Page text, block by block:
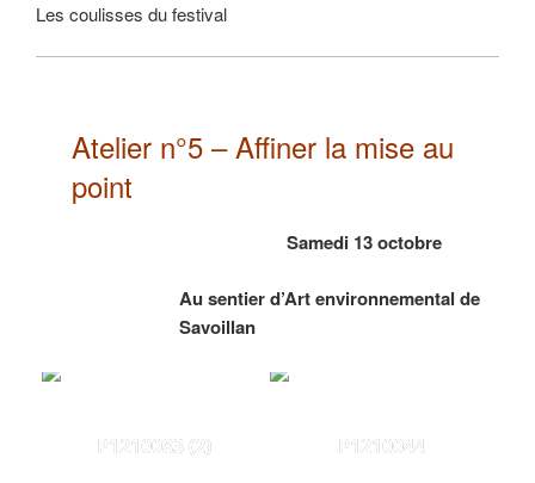
Les coulisses du festival
Atelier n°5 – Affiner la mise au
point
Samedi 13 octobre
Au sentier d’Art environnemental de
Savoillan
P1210083 (2) P1210044